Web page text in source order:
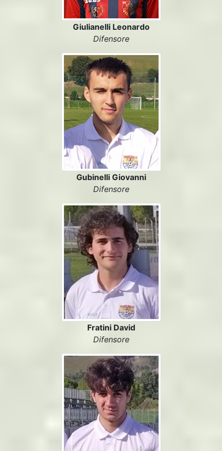
Giulianelli Leonardo
Difensore
Gubinelli Giovanni
Difensore
Fratini David
Difensore